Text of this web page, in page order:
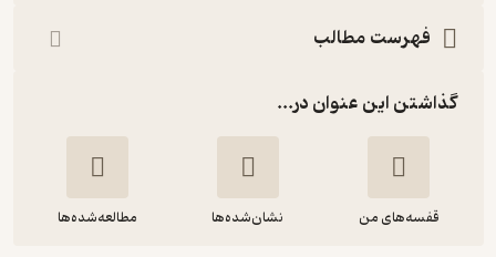
فهرست مطالب
گذاشتن این عنوان در...
قفسه‌های من نشان‌شده‌ها مطالعه‌شده‌ها